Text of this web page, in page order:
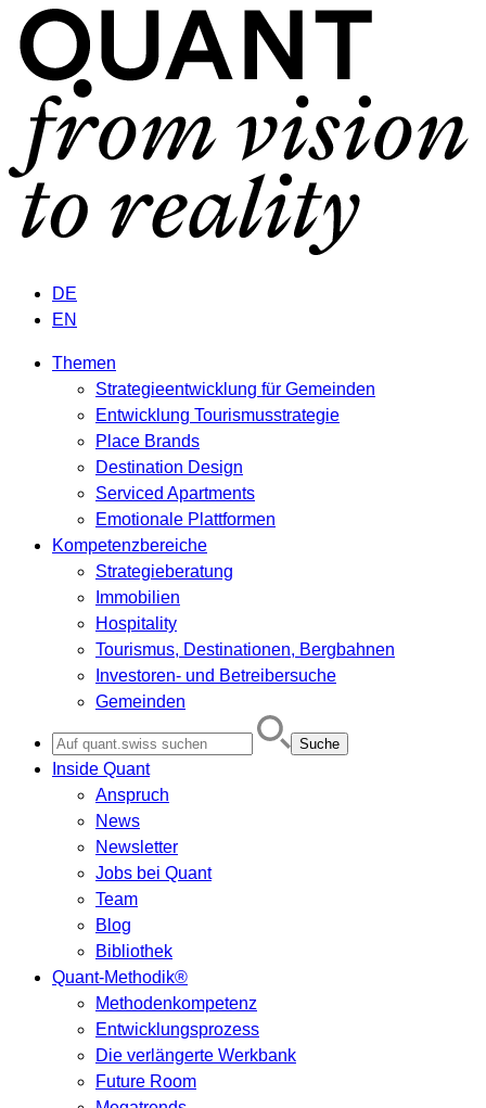
DE
EN
Themen
Strategieentwicklung für Gemeinden
Entwicklung Tourismusstrategie
Place Brands
Destination Design
Serviced Apartments
Emotionale Plattformen
Kompetenzbereiche
Strategieberatung
Immobilien
Hospitality
Tourismus, Destinationen, Bergbahnen
Investoren- und Betreibersuche
Gemeinden
for:
Inside Quant
Anspruch
News
Newsletter
Jobs bei Quant
Team
Blog
Bibliothek
Quant-Methodik®
Methodenkompetenz
Entwicklungsprozess
Die verlängerte Werkbank
Future Room